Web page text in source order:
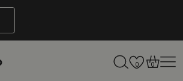
0 0